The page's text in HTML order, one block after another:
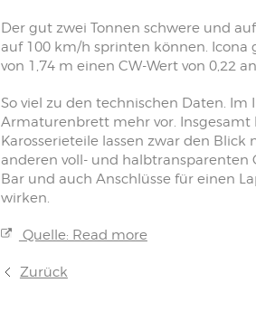
Der gut zwei Tonnen schwere und
auf 100 km/h sprinten können. Icona
von 1,74 m einen CW-Wert von 0,22
So viel zu den technischen Daten.
Armaturenbrett mehr vor. Insgesamt
Karosserieteile lassen zwar den
anderen voll- und halbtransparenten
Bar und auch Anschlüsse für einen
wirken.
Quelle: Read more
Zurück